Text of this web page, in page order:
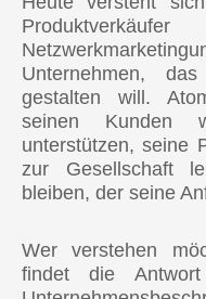
Unternehmen,
gestalten will.
seinen Kunden
unterstützen, seine
zur Gesellschaft
bleiben, der seine
Wer verstehen
findet die